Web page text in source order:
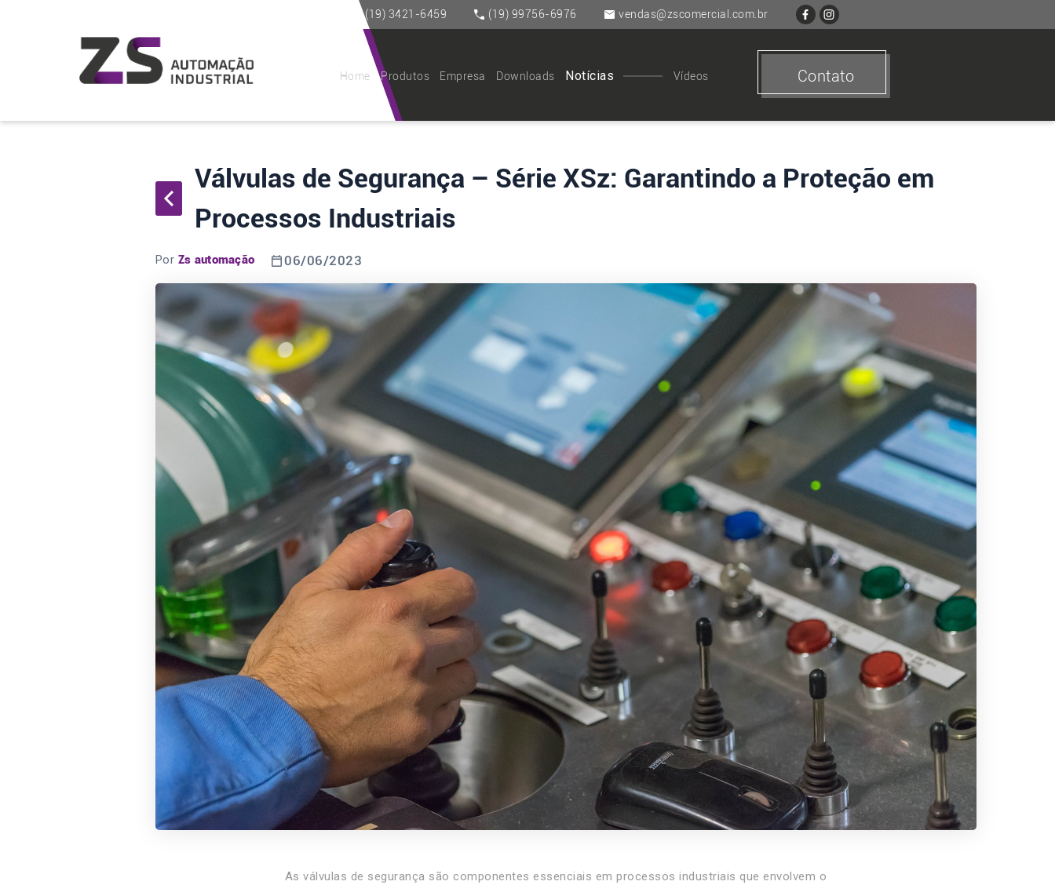
(19) 3421-6459 (19) 99756-6976 vendas@zscomercial.com.br
Home Produtos Empresa Downloads Notícias Vídeos Contato
Válvulas de Segurança – Série XSz: Garantindo a Proteção em
Processos Industriais
Por Zs automação 06/06/2023
As válvulas de segurança são componentes essenciais em processos industriais que envolvem o